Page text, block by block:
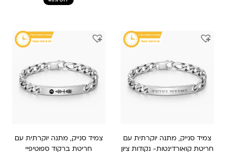
צמיד סנייק, מתנה יוקרתית עם
חריטת קואורדינטות- נקודות ציון
צמיד סנייק, מתנה יוקרתית עם
חריטת ברקוד ספוטיפיי